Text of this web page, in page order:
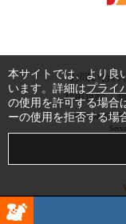
お問い合わ
利用規約
Copyright ©
本サイトでは、より良
います。詳細はプライ
の使用を許可する場合
ーの使用を拒否する場